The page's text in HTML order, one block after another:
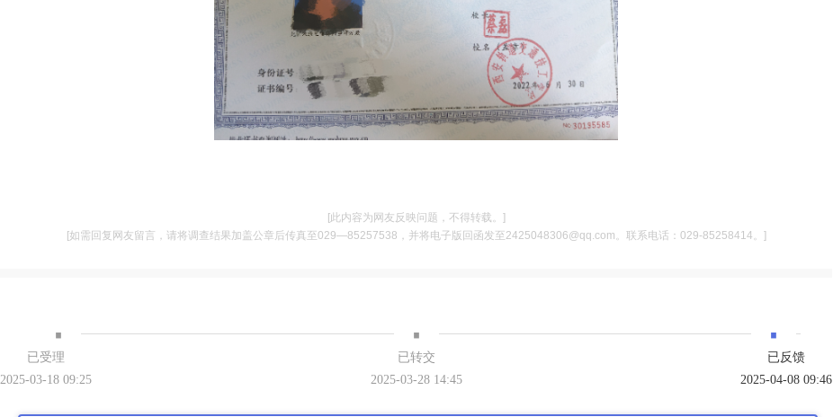
[此内容为网友反映问题，不得转载。]
[如需回复网友留言，请将调查结果加盖公章后传真至029—85257538，并将电子版回函发至2425048306@qq.com。联系电话：029-85258414。]
· · ·
已受理
2025-03-18 09:25
已转交
2025-03-28 14:45
已反馈
2025-04-08 09:46